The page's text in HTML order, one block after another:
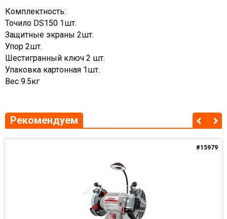
Комплектность:
Точило DS150 1шт.
Защитные экраны 2шт.
Упор 2шт.
Шестигранный ключ 2 шт.
Упаковка картонная 1шт.
Вес 9.5кг
Рекомендуем
#15979